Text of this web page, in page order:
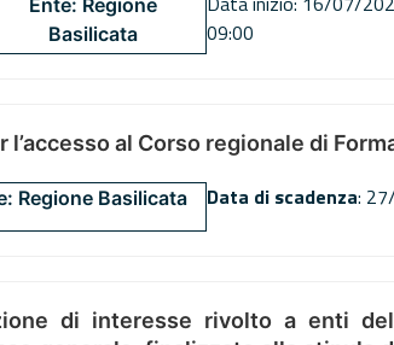
Ente: Regione
Basilicata
09:00
l’accesso al Corso regionale di
Regione Basilicata Data di scadenza:
di interesse rivolto a enti